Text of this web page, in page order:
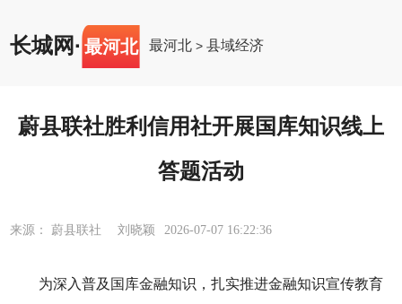
长城网· 最河北 最河北 >县域经济
蔚县联社胜利信用社开展国库知识线上
答题活动
来源： 蔚县联社 刘晓颖 2026-07-07 16:22:36
为深入普及国库金融知识，扎实推进金融知识宣传教育